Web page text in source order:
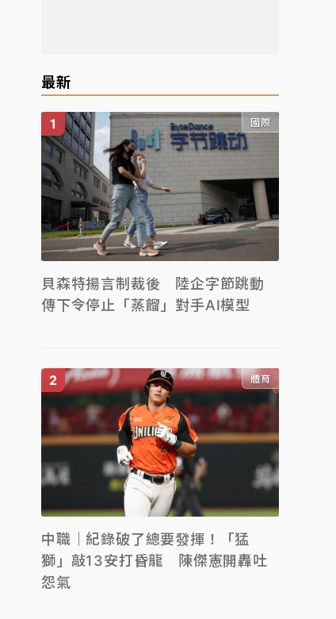
最新
國際
貝森特揚言制裁後 陸企字節跳動
傳下令停止「蒸餾」對手AI模型
體育
中職｜紀錄破了總要發揮！「猛
獅」敲13安打昏龍 陳傑憲開轟吐
怨氣